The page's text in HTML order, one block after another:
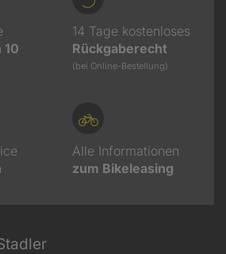
10
14 Tage kostenloses
Rückgaberecht
(bei Online-Bestellung)
Alle Informationen
zum Bikeleasing